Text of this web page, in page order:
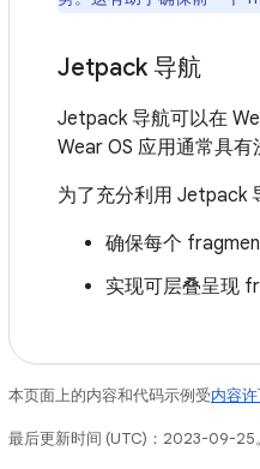
Jetpack 导航
Jetpack 导航可以在
Wear OS 应用通常具
为了充分利用 Jetpack
确保每个
实现可层叠呈现
本页面上的内容和代码示例受内容
最后更新时间 (UTC)：2023-09-25。